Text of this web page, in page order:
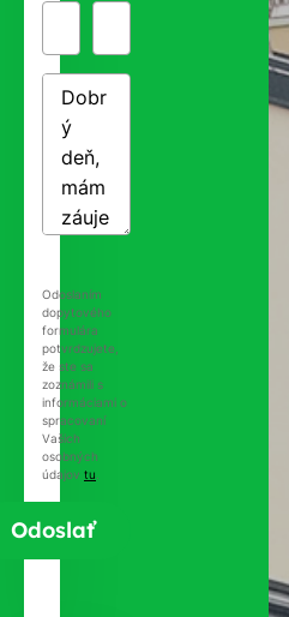
Odoslaním
dopytového
formulára
potvrdzujete,
že ste sa
zoznámili s
informáciami o
spracovaní
Vašich
osobných
údajov tu.